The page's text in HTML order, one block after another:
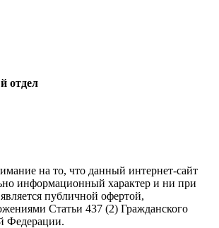
отдел
на то, что данный интернет-сайт
информационный характер и ни при
публичной офертой,
Статьи 437 (2) Гражданского
Федерации.